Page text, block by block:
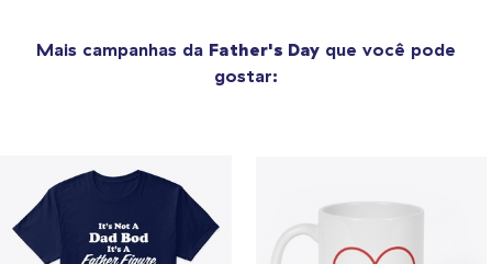
Mais campanhas da Father's Day que você pode
gostar: